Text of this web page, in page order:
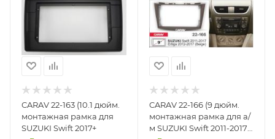
CARAV 22-163 (10.1 дюйм.
монтажная рамка для
SUZUKI Swift 2017+
CARAV 22-166 (9 дюйм.
монтажная рамка для а/
м SUZUKI Swift 2011-2017;